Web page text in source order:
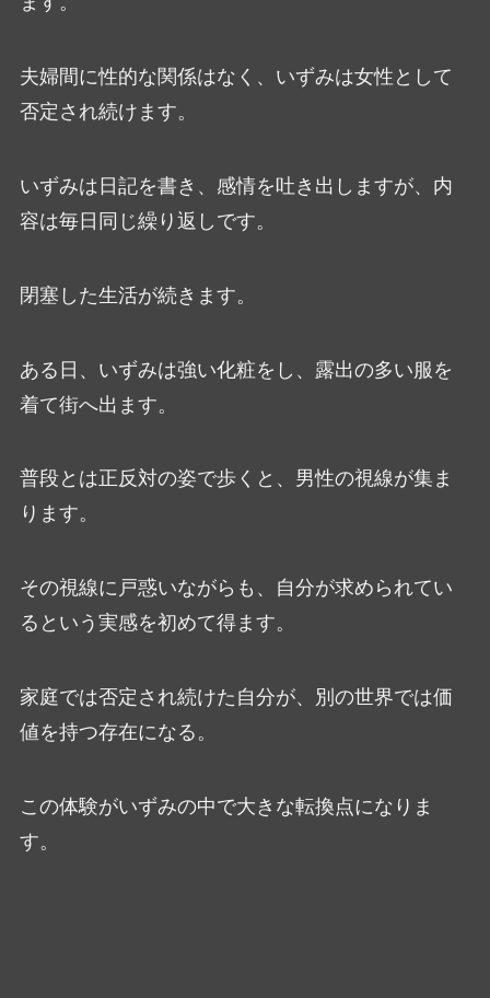
夫婦間に性的な関係はなく、いずみは女性として
否定され続けます。
いずみは日記を書き、感情を吐き出しますが、内
容は毎日同じ繰り返しです。
閉塞した生活が続きます。
ある日、いずみは強い化粧をし、露出の多い服を
着て街へ出ます。
普段とは正反対の姿で歩くと、男性の視線が集ま
ります。
その視線に戸惑いながらも、自分が求められてい
るという実感を初めて得ます。
家庭では否定され続けた自分が、別の世界では価
値を持つ存在になる。
この体験がいずみの中で大きな転換点になりま
す。